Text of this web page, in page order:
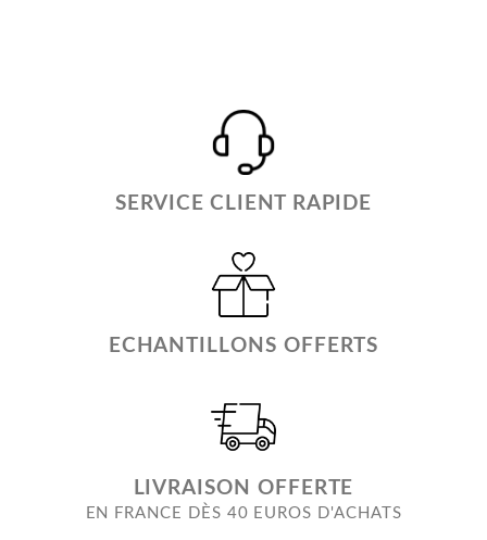
SERVICE CLIENT RAPIDE
ECHANTILLONS OFFERTS
LIVRAISON OFFERTE
EN FRANCE DÈS 40 EUROS D'ACHATS